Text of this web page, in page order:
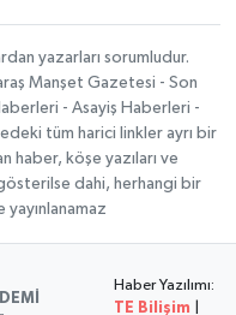
yazarları sorumludur.
Manşet Gazetesi - Son
- Asayiş Haberleri -
tüm harici linkler ayrı bir
haber, köşe yazıları ve
dahi, herhangi bir
yayınlanamaz
Haber Yazılımı:
TE Bilişim